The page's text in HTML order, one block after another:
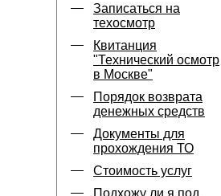
Записаться на
техосмотр
Квитанция
"Технический осмотр
в Москве"
Порядок возврата
денежных средств
Документы для
прохождения ТО
Стоимость услуг
Подхожу ли я под